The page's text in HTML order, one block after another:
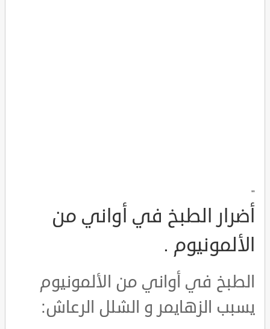
"
أضرار الطبخ في أواني من
الألمونيوم .
الطبخ في أواني من الألمونيوم
يسبب الزهايمر و الشلل الرعاش: